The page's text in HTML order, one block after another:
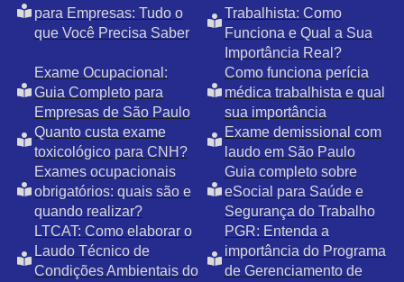
para Empresas: Tudo o
que Você Precisa Saber
Trabalhista: Como
Funciona e Qual a Sua
Importância Real?
Exame Ocupacional:
Guia Completo para
Empresas de São Paulo
Como funciona perícia
médica trabalhista e qual
sua importância
Quanto custa exame
toxicológico para CNH?
Exame demissional com
laudo em São Paulo
Exames ocupacionais
obrigatórios: quais são e
quando realizar?
Guia completo sobre
eSocial para Saúde e
Segurança do Trabalho
LTCAT: Como elaborar o
Laudo Técnico de
Condições Ambientais do
PGR: Entenda a
importância do Programa
de Gerenciamento de